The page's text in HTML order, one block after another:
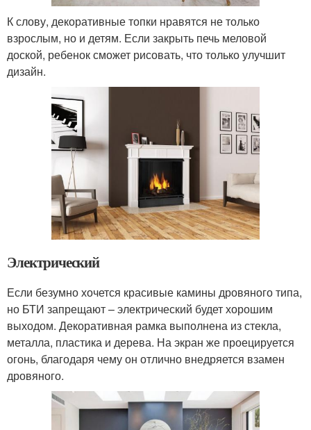
К слову, декоративные топки нравятся не только
взрослым, но и детям. Если закрыть печь меловой
доской, ребенок сможет рисовать, что только улучшит
дизайн.
Электрический
Если безумно хочется красивые камины дровяного типа,
но БТИ запрещают – электрический будет хорошим
выходом. Декоративная рамка выполнена из стекла,
металла, пластика и дерева. На экран же проецируется
огонь, благодаря чему он отлично внедряется взамен
дровяного.